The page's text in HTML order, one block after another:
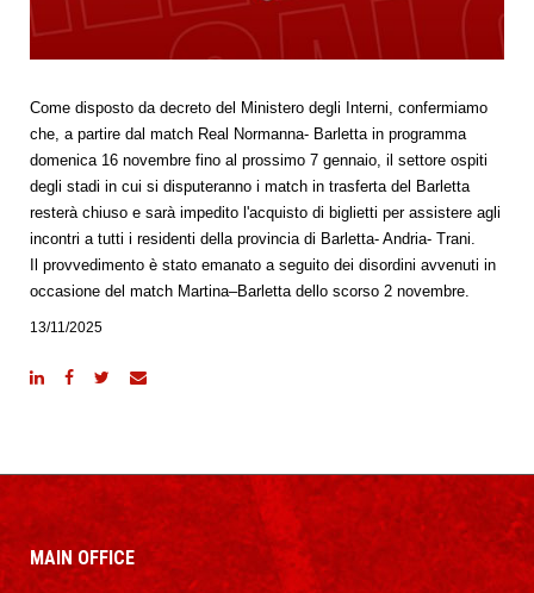
Come disposto da decreto del Ministero degli Interni, confermiamo
che, a partire dal match Real Normanna- Barletta in programma
domenica 16 novembre fino al prossimo 7 gennaio, il settore ospiti
degli stadi in cui si disputeranno i match in trasferta del Barletta
resterà chiuso e sarà impedito l'acquisto di biglietti per assistere agli
incontri a tutti i residenti della provincia di Barletta- Andria- Trani.
Il provvedimento è stato emanato a seguito dei disordini avvenuti in
occasione del match Martina–Barletta dello scorso 2 novembre.
13/11/2025
MAIN OFFICE